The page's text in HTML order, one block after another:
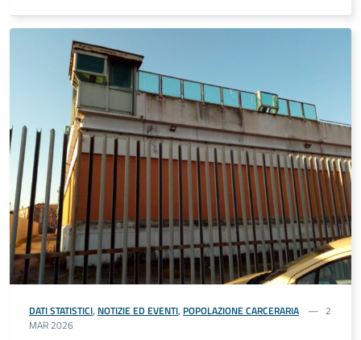
DATI STATISTICI, NOTIZIE ED EVENTI, POPOLAZIONE CARCERARIA
2
MAR 2026